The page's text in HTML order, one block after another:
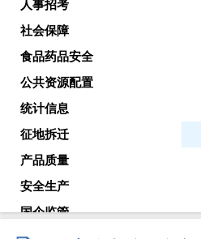
人事招考
社会保障
食品药品安全
公共资源配置
统计信息
征地拆迁
产品质量
安全生产
国企监管